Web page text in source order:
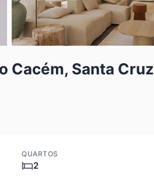
Cacém, Santa Cruz
QUARTOS
2